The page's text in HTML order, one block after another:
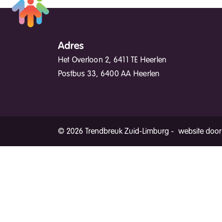
Adres
Het Overloon 2, 6411 TE Heerlen
Postbus 33, 6400 AA Heerlen
© 2026 Trendbreuk Zuid-Limburg - website